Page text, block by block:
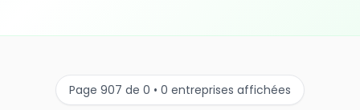
Page 907 de 0 • 0 entreprises affichées